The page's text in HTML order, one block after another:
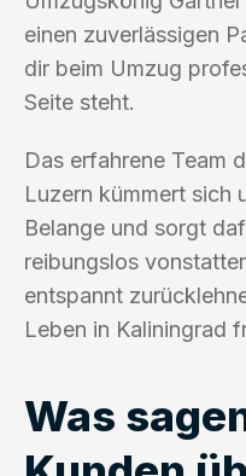
einen zuverlässigen
dir beim Umzug
Seite steht.
Das erfahrene Team
Luzern kümmert sich
Belange und sorgt
reibungslos
entspannt
Leben in Kaliningrad
Was